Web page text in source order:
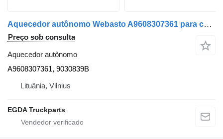
Aquecedor autônomo Webasto A9608307361 para camião tractor Mercedes-Benz
Preço sob consulta
Aquecedor autônomo
A9608307361, 9030839B
Lituânia, Vilnius
EGDA Truckparts